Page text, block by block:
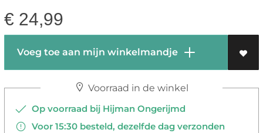
€ 24,99
Voeg toe aan mijn winkelmandje
Voorraad in de winkel
Op voorraad bij Hijman Ongerijmd
Voor 15:30 besteld, dezelfde dag verzonden